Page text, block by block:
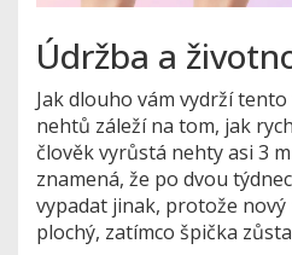
Údržba a
Jak dlouho vám vydrží
nehtů záleží na tom, jak
člověk vyrůstá nehty asi 3
znamená, že po dvou
vypadat jinak, protože
plochý, zatímco špička